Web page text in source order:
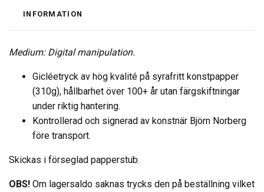
INFORMATION
Medium: Digital manipulation.
Gicléetryck av hög kvalité på syrafritt konstpapper
(310g), hållbarhet över 100+ år utan färgskiftningar
under riktig hantering.
Kontrollerad och signerad av konstnär Björn Norberg
före transport.
Skickas i förseglad papperstub.
OBS! Om lagersaldo saknas trycks den på beställning vilket